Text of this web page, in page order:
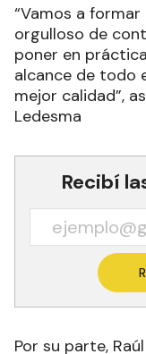
“Vamos a
orgulloso de
poner en
alcance de todo
mejor calidad”,
Ledesma
Recibí
Por su parte,